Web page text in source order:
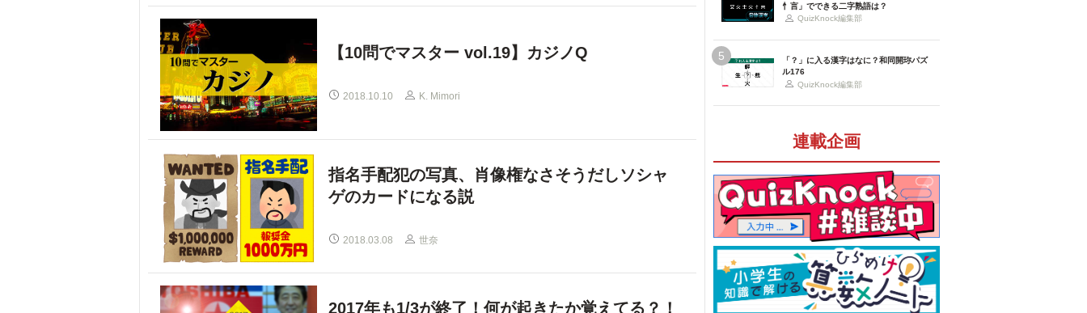
【10問でマスター vol.19】カジノQ
2018.10.10 K. Mimori
指名手配犯の写真、肖像権なさそうだしソシャ
ゲのカードになる説
2018.03.08 世奈
2017年も1/3が終了！何が起きたか覚えてる？！
忄言」でできる二字熟語は？
QuizKnock編集部
5
「？」に入る漢字はなに？和同開珎パズ
ル176
QuizKnock編集部
連載企画